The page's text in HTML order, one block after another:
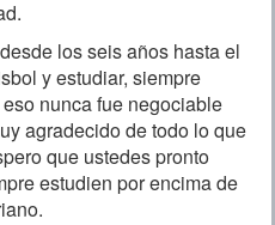
los seis años hasta el
y estudiar, siempre
nunca fue negociable
agradecido de todo lo que
que ustedes pronto
estudien por encima de